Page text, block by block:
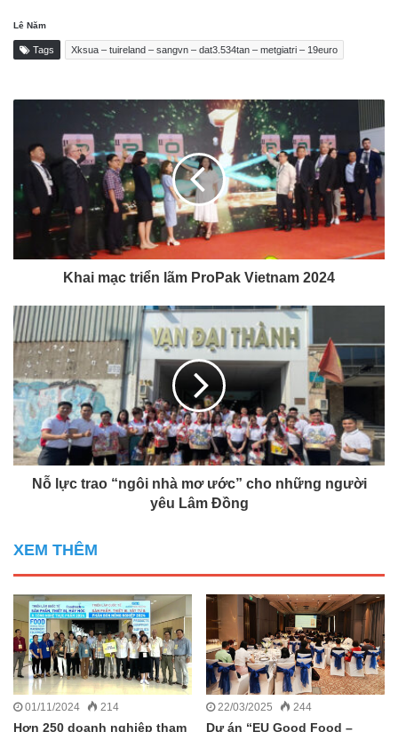
Lê Năm
Tags Xksua – tuireland – sangvn – dat3.534tan – metgiatri – 19euro
Khai mạc triển lãm ProPak Vietnam 2024
Nỗ lực trao “ngôi nhà mơ ước” cho những người
yêu Lâm Đồng
XEM THÊM
01/11/2024 214
Hơn 250 doanh nghiệp tham
22/03/2025 244
Dự án “EU Good Food –